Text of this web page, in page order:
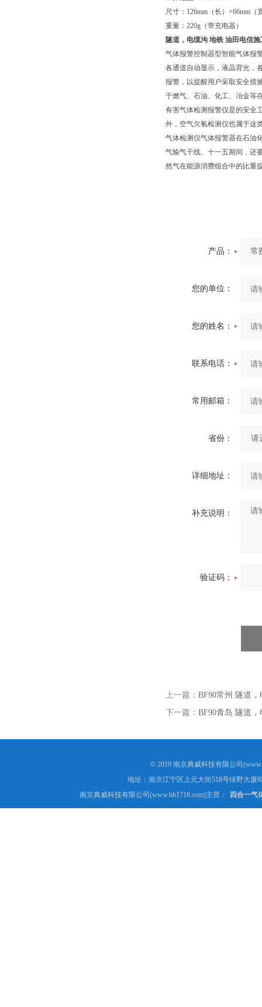
尺寸：126mm（长）×66mm（
重量：220g（带充电器）
隧道，电缆沟 地铁 油田电信
气体报警控制器型智能气体报
各通道自动显示，液晶背光，
报警，以提醒用户采取安全措
于燃气、石油、化工、冶金等
有害气体检测报警仪是的安全
外，空气欠氧检测仪也属于这
气体检测仪气体报警器在石油
气输气干线。十一五期间，还
然气在能源消费组合中的比重
产品：
您的单位：
您的姓名：
联系电话：
常用邮箱：
省份：
详细地址：
补充说明：
验证码：
上一篇： BF90常州 隧道
下一篇： BF90青岛 隧道
© 2019 南京典威科技有限公司
地址：南京江宁区上元大街518号绿野大厦
南京典威科技有限公司(www.bh1718.com)主营：
四合一气